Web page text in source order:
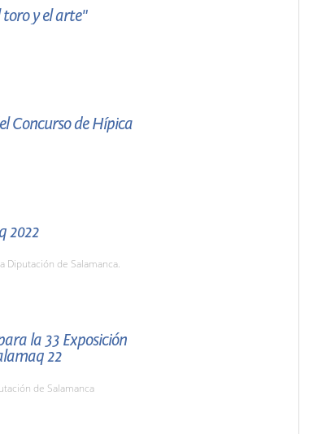
toro y el arte"
Concurso de Hípica
2022
Diputación de Salamanca.
la 33 Exposición
22
de Salamanca